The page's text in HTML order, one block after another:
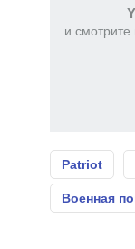
и
Patriot
Военная